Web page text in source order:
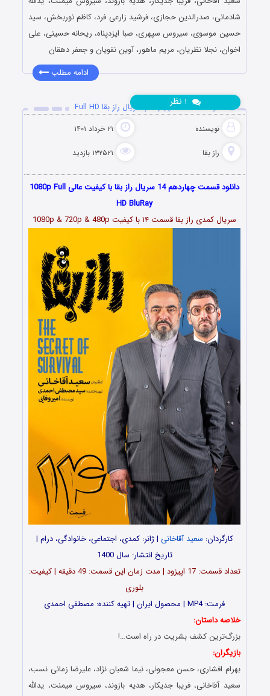
شادمانی، صدرالدین حجازی، فرشید زارعی فرد، کاظم نوربخش، سید
حسین موسوی، سیروس سپهری، صبا ایزدپناه، ریحانه حسینی، علی
اخوان، نجلا نظریان، مریم ماهور، آوین نقویان و جعفر دهقان
ادامه مطلب
دانلود قسمت 14 چهاردهم سریال راز بقا Full HD
نویسنده ۲۱ خرداد ۱۴۰۱
راز بقا ۱۳۲۵۲۱ بازدید
نظر
دانلود قسمت چهاردهم 14 سریال راز بقا با کیفیت عالی 1080p Full
HD BluRay
سریال کمدی راز بقا قسمت۱۴با کیفیت 1080p & 720p & 480p
کارگردان: سعید آقاخانی | ژانر: کمدی، اجتماعی، خانوادگی، درام |
تاریخ انتشار: سال 1400
تعداد قسمت: 17 اپیزود | مدت زمان این قسمت: 49 دقیقه | کیفیت:
بلوری
فرمت: MP4 | محصول ایران | تهیه کننده: مصطفی احمدی
خلاصه داستان:
بزرگ‌ترین کشف بشریت در راه است…!
بازیگران:
بهرام افشاری، حسن معجونی، نیما شعبان نژاد، علیرضا زمانی نسب،
سعید آقاخانی، فریبا جدیکار، هدیه بازوند، سیروس میمنت، یدالله